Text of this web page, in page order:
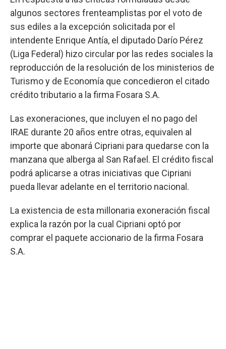
algunos sectores frenteamplistas por el voto de
sus ediles a la excepción solicitada por el
intendente Enrique Antía, el diputado Darío Pérez
(Liga Federal) hizo circular por las redes sociales la
reproducción de la resolución de los ministerios de
Turismo y de Economía que concedieron el citado
crédito tributario a la firma Fosara S.A.
Las exoneraciones, que incluyen el no pago del
IRAE durante 20 años entre otras, equivalen al
importe que abonará Cipriani para quedarse con la
manzana que alberga al San Rafael. El crédito fiscal
podrá aplicarse a otras iniciativas que Cipriani
pueda llevar adelante en el territorio nacional.
La existencia de esta millonaria exoneración fiscal
explica la razón por la cual Cipriani optó por
comprar el paquete accionario de la firma Fosara
S.A.